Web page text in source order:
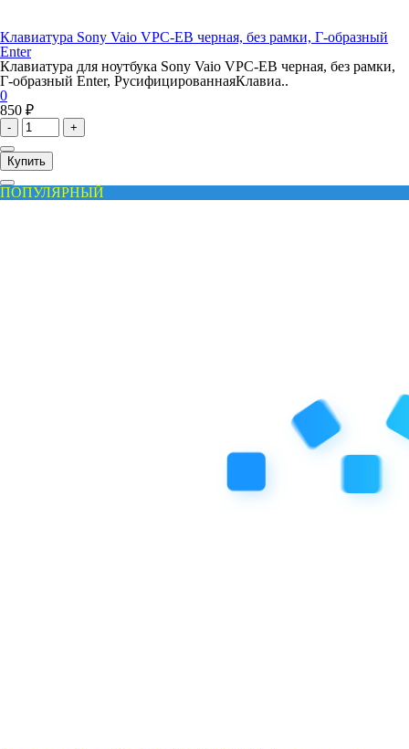
Клавиатура Sony Vaio VPC-EB черная, без рамки, Г-образный
Enter
Клавиатура для ноутбука Sony Vaio VPC-EB черная, без рамки,
Г-образный Enter, РусифицированнаяКлавиа..
0
850 ₽
- +
Купить
ПОПУЛЯРНЫЙ